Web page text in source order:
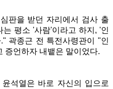
판을 받던 자리에서 검사 출
평소 '사람'이라고 하지, '인
곽종근 전 특전사령관이 "인
증언하자 내뱉은 말이었다.
석열은 바로 자신의 입으로